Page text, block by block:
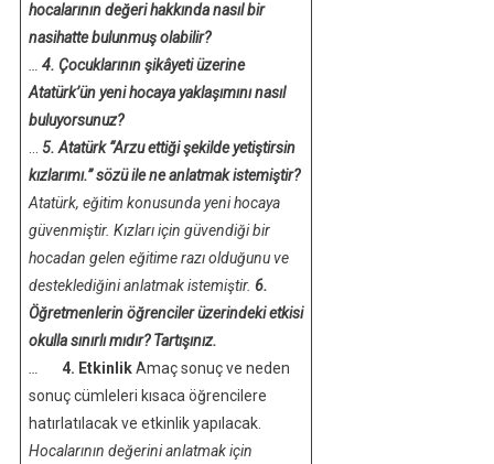
hocalarının değeri hakkında nasıl bir
nasihatte bulunmuş olabilir?
4. Çocuklarının şikâyeti üzerine
Atatürk’ün yeni hocaya yaklaşımını nasıl
buluyorsunuz?
5. Atatürk “Arzu ettiği şekilde yetiştirsin
kızlarımı.” sözü ile ne anlatmak istemiştir?
Atatürk, eğitim konusunda yeni hocaya
güvenmiştir. Kızları için güvendiği bir
hocadan gelen eğitime razı olduğunu ve
desteklediğini anlatmak istemiştir. 6.
Öğretmenlerin öğrenciler üzerindeki etkisi
okulla sınırlı mıdır? Tartışınız.
4. EtkinlikAmaç sonuç ve neden
sonuç cümleleri kısaca öğrencilere
hatırlatılacak ve etkinlik yapılacak.
Hocalarının değerini anlatmak için